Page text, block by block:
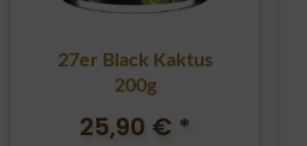
27er Black Kaktus
200g
25,90 € *